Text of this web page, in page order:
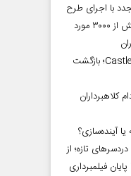
مجدد با اجرای طرح
«پرستار پیگیر» | شناسایی بیش از ۳۰۰۰ مورد
Castlevania: Belmont’s Curse؛ بازگشت
کلاهبرداران
یا آینده‌سازی؟
تازه؛ از
فیلمبرداری